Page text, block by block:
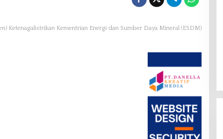
Ketenagalistrikan Kementrian Energi dan Sumber Daya Mineral (ESDM)